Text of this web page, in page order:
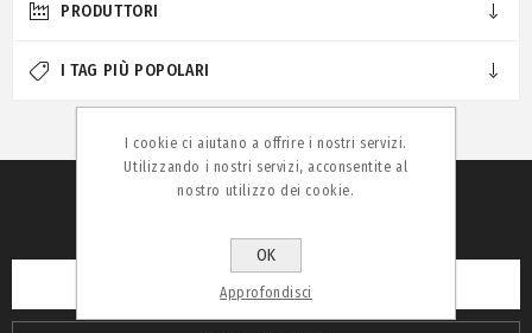
PRODUTTORI
I TAG PIÙ POPOLARI
I cookie ci aiutano a offrire i nostri servizi.
Utilizzando i nostri servizi, acconsentite al
nostro utilizzo dei cookie.
OK
Approfondisci